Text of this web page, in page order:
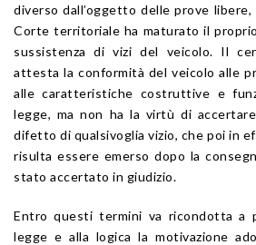
diverso dall’oggetto delle prove libere,
Corte territoriale ha maturato il
sussistenza di vizi del veicolo. Il
attesta la conformità del veicolo alle
alle caratteristiche costruttive e
legge, ma non ha la virtù di
difetto di qualsivoglia vizio, che poi in
risulta essere emerso dopo la
stato accertato in giudizio.
Entro questi termini va ricondotta a
legge e alla logica la motivazione